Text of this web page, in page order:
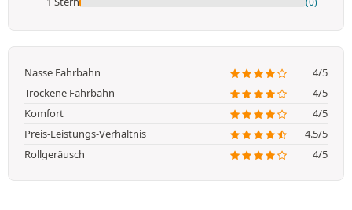
Nasse Fahrbahn
4/5
Trockene Fahrbahn
4/5
Komfort
4/5
Preis-Leistungs-Verhältnis
4.5/5
Rollgeräusch
4/5